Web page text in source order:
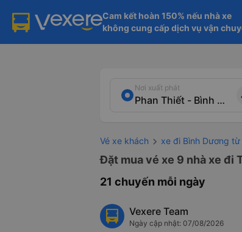
Cam kết hoàn 150% nếu nhà xe
không cung cấp dịch vụ vận
Nơi xuất phát
Vé xe khách xe đi Bình Dương từ
Đặt mua vé xe 9 nhà xe đi
21 chuyến mỗi ngày
Vexere Team
Ngày cập nhật: 07/08/2026